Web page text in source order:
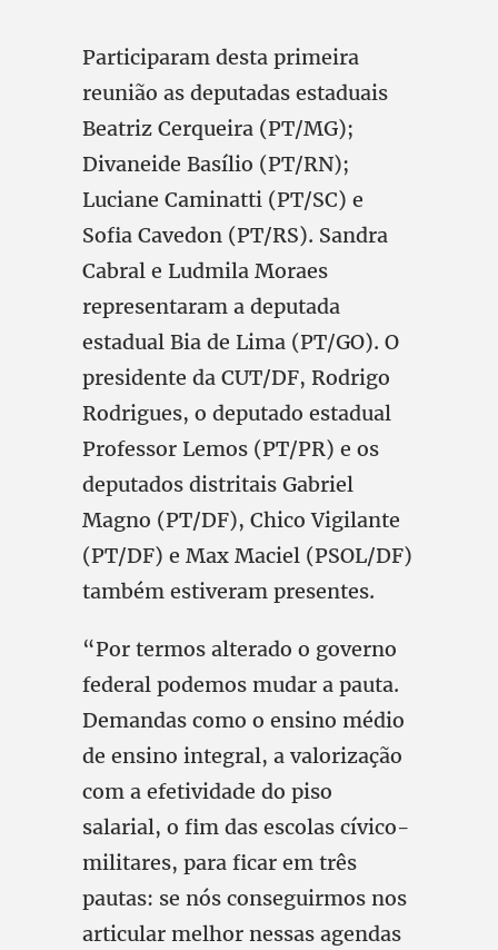
Participaram desta primeira
reunião as deputadas estaduais
Beatriz Cerqueira (PT/MG);
Divaneide Basílio (PT/RN);
Luciane Caminatti (PT/SC) e
Sofia Cavedon (PT/RS). Sandra
Cabral e Ludmila Moraes
representaram a deputada
estadual Bia de Lima (PT/GO). O
presidente da CUT/DF, Rodrigo
Rodrigues, o deputado estadual
Professor Lemos (PT/PR) e os
deputados distritais Gabriel
Magno (PT/DF), Chico Vigilante
(PT/DF) e Max Maciel (PSOL/DF)
também estiveram presentes.
“Por termos alterado o governo
federal podemos mudar a pauta.
Demandas como o ensino médio
de ensino integral, a valorização
com a efetividade do piso
salarial, o fim das escolas cívico-
militares, para ficar em três
pautas: se nós conseguirmos nos
articular melhor nessas agendas